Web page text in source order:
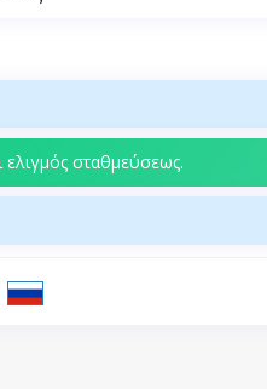
ελιγμός σταθμεύσεως.